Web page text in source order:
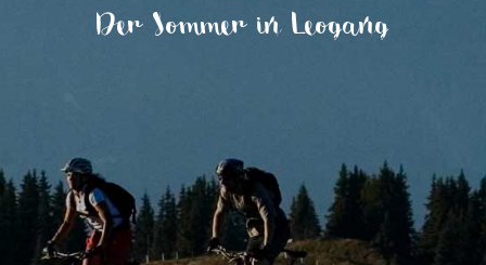
Der Sommer in Leogang